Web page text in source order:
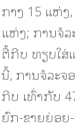
ກາງ 15 ແຫ່
ແຫ່ງ; ການຈໍລ
ຕື້ກີບ ທຽບໃສ່
ນີ້, ການຈໍລະຈ
ກີບ ເທົ່າກັບ
ຍົກ-ຂາຍຍ່ອຍ